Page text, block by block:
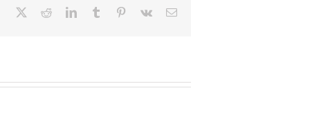
Facebook RedditLinkedInTumblr Pinterest
Vk Email